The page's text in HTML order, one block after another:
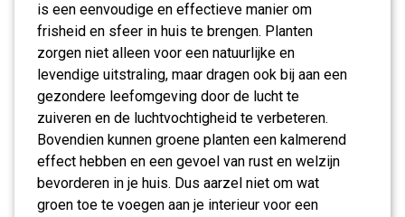
is een eenvoudige en effectieve manier om
frisheid en sfeer in huis te brengen. Planten
zorgen niet alleen voor een natuurlijke en
levendige uitstraling, maar dragen ook bij aan een
gezondere leefomgeving door de lucht te
zuiveren en de luchtvochtigheid te verbeteren.
Bovendien kunnen groene planten een kalmerend
effect hebben en een gevoel van rust en welzijn
bevorderen in je huis. Dus aarzel niet om wat
groen toe te voegen aan je interieur voor een